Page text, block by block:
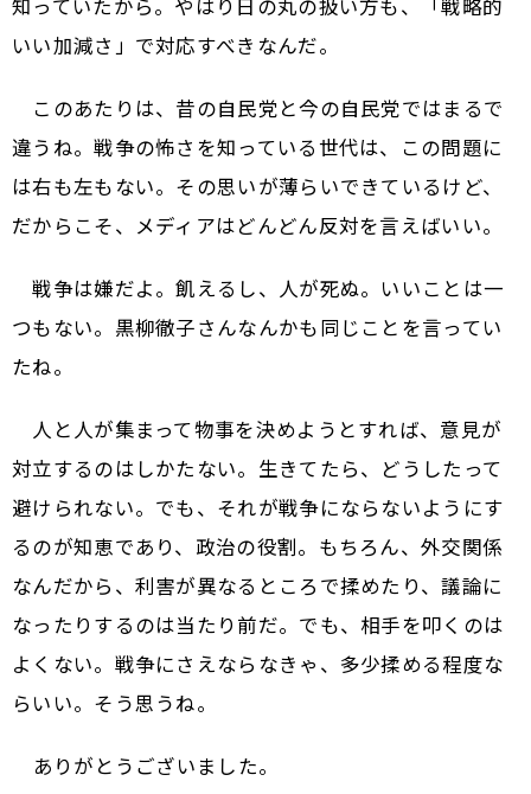
知っていたから。やはり日の丸の扱い方も、「戦略的
いい加減さ」で対応すべきなんだ。
このあたりは、昔の自民党と今の自民党ではまるで
違うね。戦争の怖さを知っている世代は、この問題に
は右も左もない。その思いが薄らいできているけど、
だからこそ、メディアはどんどん反対を言えばいい。
戦争は嫌だよ。飢えるし、人が死ぬ。いいことは一
つもない。黒柳徹子さんなんかも同じことを言ってい
たね。
人と人が集まって物事を決めようとすれば、意見が
対立するのはしかたない。生きてたら、どうしたって
避けられない。でも、それが戦争にならないようにす
るのが知恵であり、政治の役割。もちろん、外交関係
なんだから、利害が異なるところで揉めたり、議論に
なったりするのは当たり前だ。でも、相手を叩くのは
よくない。戦争にさえならなきゃ、多少揉める程度な
らいい。そう思うね。
――ありがとうございました。